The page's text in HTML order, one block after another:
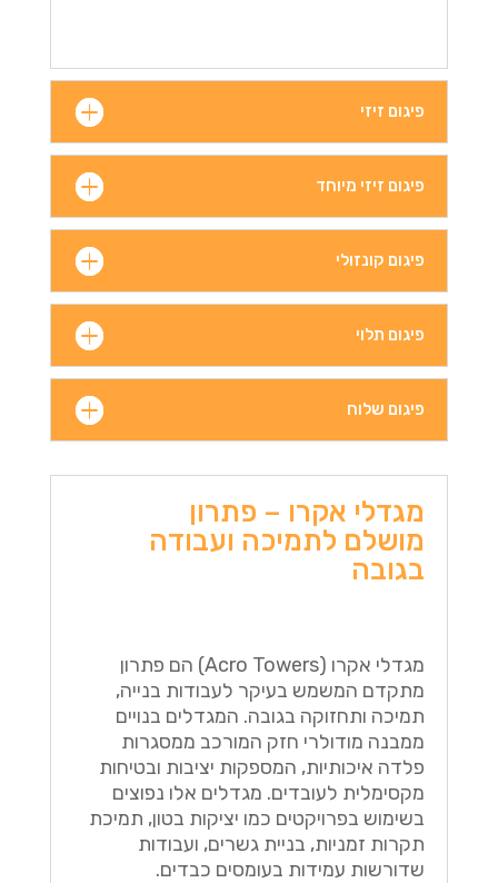
פיגום זיזי
פיגום זיזי מיוחד
פיגום קונזולי
פיגום תלוי
פיגום שלוח
מגדלי אקרו – פתרון
מושלם לתמיכה ועבודה
בגובה
מגדלי אקרו (Acro Towers) הם פתרון
מתקדם המשמש בעיקר לעבודות בנייה,
תמיכה ותחזוקה בגובה. המגדלים בנויים
ממבנה מודולרי חזק המורכב ממסגרות
פלדה איכותיות, המספקות יציבות ובטיחות
מקסימלית לעובדים. מגדלים אלו נפוצים
בשימוש בפרויקטים כמו יציקות בטון, תמיכת
תקרות זמניות, בניית גשרים, ועבודות
שדורשות עמידות בעומסים כבדים.